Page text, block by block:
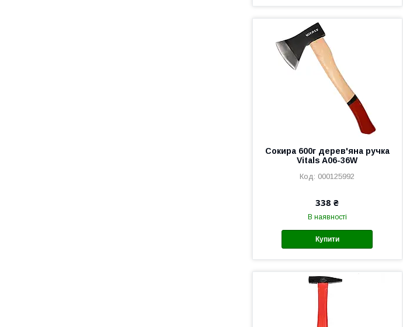
Сокира 600г дерев'яна ручка
Vitals A06-36W
000125992
338 ₴
В наявності
Купити